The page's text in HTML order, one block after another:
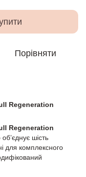
Порівняти
Regeneration
Regeneration
шість
для комплексного